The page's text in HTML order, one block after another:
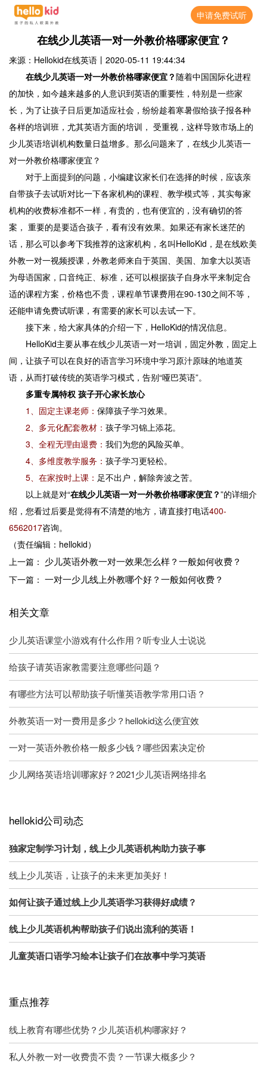
申请免费试听
在线少儿英语一对一外教价格哪家便宜？
来源：Hellokid在线英语 丨 2020-05-11 19:44:34
在线少儿英语一对一外教价格哪家便宜？随着中国国际化进程
的加快，如今越来越多的人意识到英语的重要性，特别是一些家
长，为了让孩子日后更加适应社会，纷纷趁着寒暑假给孩子报各种
各样的培训班，尤其英语方面的培训， 受重视，这样导致市场上的
少儿英语培训机构数量日益增多。那么问题来了，在线少儿英语一
对一外教价格哪家便宜？
对于上面提到的问题，小编建议家长们在选择的时候，应该亲
自带孩子去试听对比一下各家机构的课程、教学模式等，其实每家
机构的收费标准都不一样，有贵的，也有便宜的，没有确切的答
案， 重要的是要适合孩子，看有没有效果。如果还有家长迷茫的
话，那么可以参考下我推荐的这家机构，名叫HelloKid，是在线欧美
外教一对一视频授课，外教老师来自于英国、美国、加拿大以英语
为母语国家，口音纯正、标准，还可以根据孩子自身水平来制定合
适的课程方案，价格也不贵，课程单节课费用在90-130之间不等，
还能申请免费试听课，有需要的家长可以去试一下。
接下来，给大家具体的介绍一下，HelloKid的情况信息。
HelloKid主要从事在线少儿英语一对一培训，固定外教，固定上
间，让孩子可以在良好的语言学习环境中学习原汁原味的地道英
语，从而打破传统的英语学习模式，告别“哑巴英语”。
多重专属特权 孩子开心家长放心
1、固定主课老师： 保障孩子学习效果。
2、多元化配套教材： 孩子学习锦上添花。
3、全程无理由退费： 我们为您的风险买单。
4、多维度教学服务： 孩子学习更轻松。
5、在家按时上课： 足不出户，解除奔波之苦。
以上就是对“在线少儿英语一对一外教价格哪家便宜？”的详细介
绍，您看过后要是觉得有不清楚的地方，请直接打电话400-
6562017咨询。
（责任编辑：hellokid）
上一篇： 少儿英语外教一对一效果怎么样？一般如何收费？
下一篇： 一对一少儿线上外教哪个好？一般如何收费？
相关文章
少儿英语课堂小游戏有什么作用？听专业人士说说
给孩子请英语家教需要注意哪些问题？
有哪些方法可以帮助孩子听懂英语教学常用口语？
外教英语一对一费用是多少？hellokid这么便宜效
一对一英语外教价格一般多少钱？哪些因素决定价
少儿网络英语培训哪家好？2021少儿英语网络排名
hellokid公司动态
独家定制学习计划，线上少儿英语机构助力孩子事
线上少儿英语，让孩子的未来更加美好！
如何让孩子通过线上少儿英语学习获得好成绩？
线上少儿英语机构帮助孩子们说出流利的英语！
儿童英语口语学习绘本让孩子们在故事中学习英语
重点推荐
线上教育有哪些优势？少儿英语机构哪家好？
私人外教一对一收费贵不贵？一节课大概多少？